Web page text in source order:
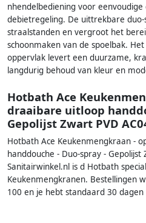
nhendelbediening voor
debietregeling. De uittrekbare
straalstanden en vergroot het
schoonmaken van de spoelbak.
oppervlak levert een duurzame,
langdurig behoud van kleur en
Hotbath Ace
draaibare uitloop
Gepolijst Zwart PVD
Hotbath Ace Keukenmengkraan -
handdouche - Duo-spray - Gepolijst
Sanitairwinkel.nl is d Hotbath
Keukenmengkranen. Bestellingen
100 en je hebt standaard 30